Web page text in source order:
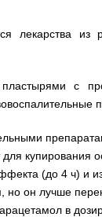
лекарства из
с
купирования
(до 4 ч) и
но он лучше
в